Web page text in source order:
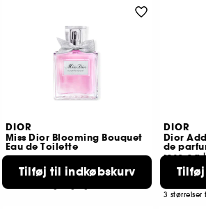
DIOR
Miss Dior Blooming Bouquet
Eau de Toilette
Fra:569,00 KR
Tilføj til indkøbskurv
DIOR
Dior
de
rose og
3